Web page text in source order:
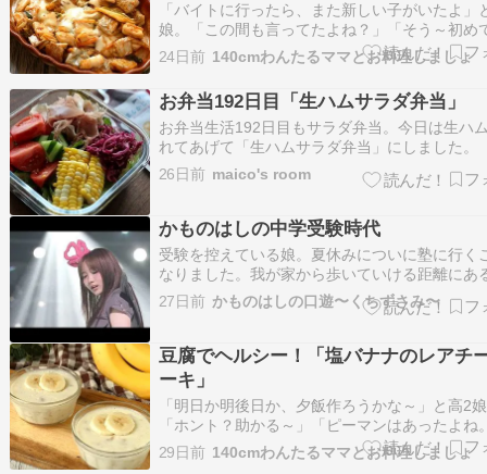
「バイトに行ったら、また新しい子がいたよ」
娘。「この間も言ってたよね？」「そう～初め
たのに、今日で辞めますって」「え？」「新し
多いけど、やめる人も多いんだよ。特に学生…
店長に怒られてた子は次の日から来なくなった
「あらら」「私、全然できないのに先輩にな…
24日前 140cmわんたるママとお料理しましょ
お弁当192日目「生ハムサラダ弁当」
お弁当生活192日目もサラダ弁当。今日は生ハ
れてあげて「生ハムサラダ弁当」にしました。
ーリーフ、レタス・きゅうり、とうもろこし、
ト・紫キャベツのマリネ・生ハム デザート・
ャベツのマリネをトッピングしてあ…
26日前 maico's room
かものはしの中学受験時代
受験を控えている娘。夏休みについに塾に行く
なりました。我が家から歩いていける距離にあ
に、面談に行ってきた娘。成績が伸び悩んでお
これで勉強が捗るかのぉ。 わしの中学時代は
「ポピー」を毎月定期購入して勉強してま…
27日前 かものはしの口遊〜くちずさみ〜
豆腐でヘルシー！「塩バナナのレアチ
ーキ」
「明日か明後日か、夕飯作ろうかな～」と高2
「ホント？助かる～」「ピーマンはあったよね
ともやしは？」「さっき使っちゃった」「使い
たのに」「先に言ってよ～」ダメになる前に使
29日前 140cmわんたるママとお料理しましょ